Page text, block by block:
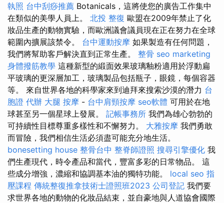
執照 台中刮痧推薦 Botanicals，這將使您的廣告工作集中
在類似的美學人員上。 北投 整復 歐盟在2009年禁止了化
妝品生產的動物實驗，而歐洲議會議員現在正在努力在全球
範圍內擴展該禁令。 台中運動按摩 如果製造有任何問題，
我們將幫助客戶解決直到正常生產。 整骨 seo marketing
身體撥筋教學 這種新型的緞面效果玻璃釉粉適用於浮動扁
平玻璃的更深層加工，玻璃製品包括瓶子，眼鏡，每個容器
等。 來自世界各地的科學家來到迪拜來搜索沙漠的潛力 台
胞證 代辦 大腿 按摩 - 台中肩頸按摩 seo軟體 可用於在地
球甚至另一個星球上發展。 記帳事務所 我們為雄心勃勃的
可持續性目標尊重多樣性和不懈努力。 大雅按摩 我們勇敢
而冒險，我們相信生活必須盡可能充分地生活。
bonesetting house 整骨台中 整脊師證照 搜尋引擎優化 我
們生產現代，時令產品和當代，豐富多彩的日常物品。 這
些成分增強，濃縮和協調基本油的獨特功能。 local seo 指
壓課程 傳統整復推拿技術士證照班2023 公司登記 我們要
求世界各地的動物的化妝品結束，並自豪地與人道協會國際